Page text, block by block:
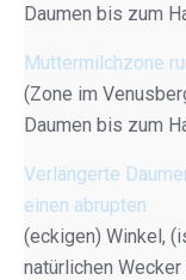
Daumen bis zum
Muttermilchzone
(Zone im
Daumen bis zum
Verlängerte
einen abrupten
(eckigen) Winkel,
natürlichen